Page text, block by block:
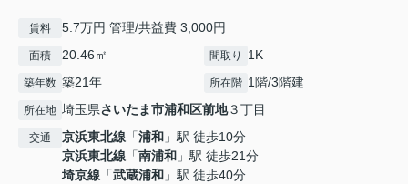
賃料 5.7万円 管理/共益費 3,000円
面積 20.46㎡ 間取り 1K
築年数 築21年 所在階 1階/3階建
所在地 埼玉県さいたま市浦和区前地３丁目
交通 京浜東北線 「浦和 」駅 徒歩10分
京浜東北線 「南浦和 」駅 徒歩21分
埼京線 「武蔵浦和 」駅 徒歩40分